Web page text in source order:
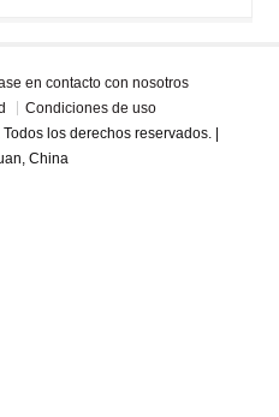
en contacto con nosotros
Condiciones de uso
los derechos reservados. |
China